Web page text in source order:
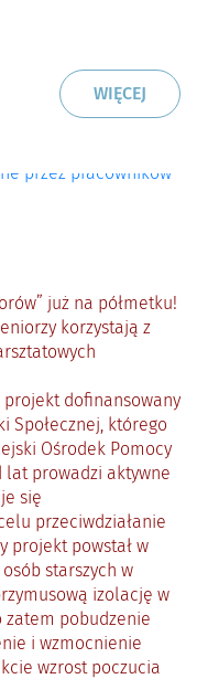
CZYTAJ
WIĘCEJ O:
już na półmetku!
korzystają z
dofinansowany
Społecznej, którego
Ośrodek Pomocy
lat prowadzi aktywne
się
przeciwdziałanie
projekt powstał w
starszych w
izolację w
zatem pobudzenie
i wzmocnienie
wzrost poczucia